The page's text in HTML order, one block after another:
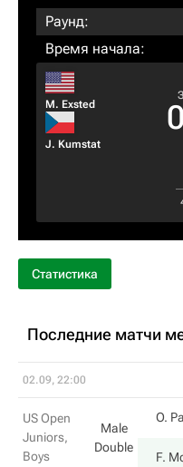
Раунд:
Время начала:
M. Exsted
J. Kumstat
0
Статистика
Последние матчи
02.09, 22:00
US Open
Juniors,
Boys
Male
Double
O.
F.